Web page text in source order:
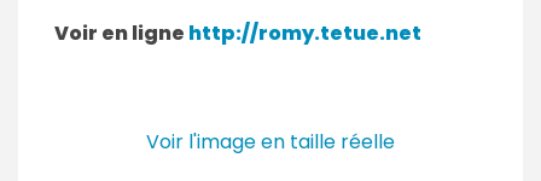
Voir en ligne http://romy.tetue.net
Voir l'image en taille réelle